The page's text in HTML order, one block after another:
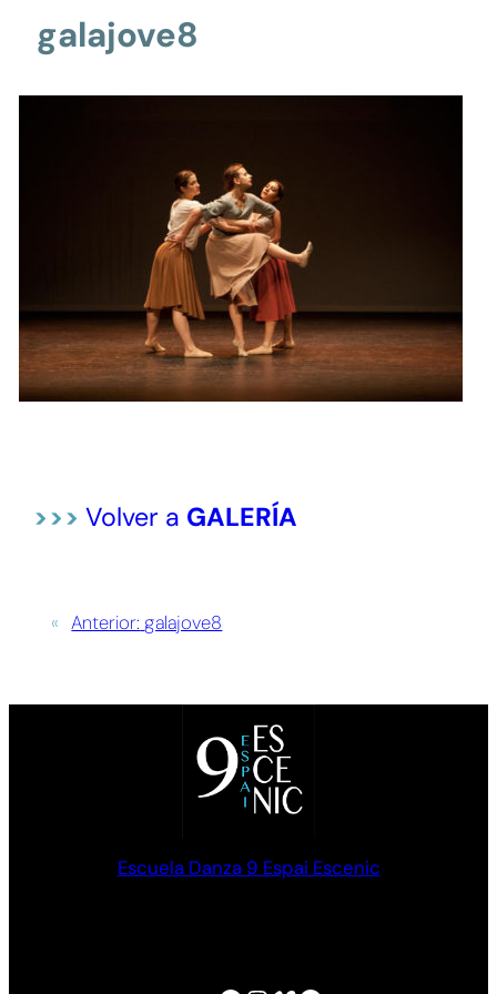
galajove8
>>>Volver a GALERÍA
« Anterior: galajove8
Escuela Danza 9 Espai Escenic